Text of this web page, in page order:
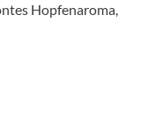
Hopfenaroma,